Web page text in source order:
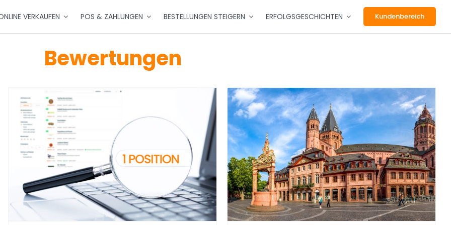
VERKAUFEN POS & ZAHLUNGEN BESTELLUNGEN STEIGERN ERFOLGSGESCHICHTEN Kundenbereich
Bewertungen
Lieferservices in Mainz
Allgemein Werbung